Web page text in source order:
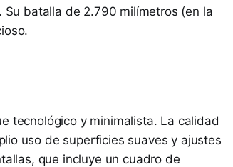
Su batalla de 2.790 milímetros (en la
tecnológico y minimalista. La calidad
uso de superficies suaves y ajustes
que incluye un cuadro de